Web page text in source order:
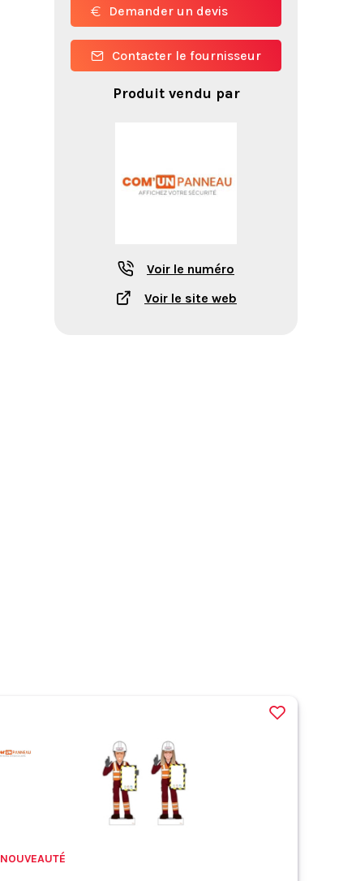
Demander un devis
Contacter le fournisseur
Produit vendu par
Voir le numéro
Voir le site web
NOUVEAUTÉ